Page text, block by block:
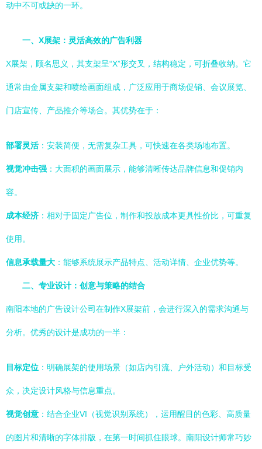
动中不可或缺的一环。
一、X展架：灵活高效的广告利器
X展架，顾名思义，其支架呈“X”形交叉，结构稳定，可折叠收纳。它
通常由金属支架和喷绘画面组成，广泛应用于商场促销、会议展览、
门店宣传、产品推介等场合。其优势在于：
部署灵活 ：安装简便，无需复杂工具，可快速在各类场地布置。
视觉冲击强 ：大面积的画面展示，能够清晰传达品牌信息和促销内
容。
成本经济 ：相对于固定广告位，制作和投放成本更具性价比，可重复
使用。
信息承载量大 ：能够系统展示产品特点、活动详情、企业优势等。
二、专业设计：创意与策略的结合
南阳本地的广告设计公司在制作X展架前，会进行深入的需求沟通与
分析。优秀的设计是成功的一半：
目标定位 ：明确展架的使用场景（如店内引流、户外活动）和目标受
众，决定设计风格与信息重点。
视觉创意 ：结合企业VI（视觉识别系统），运用醒目的色彩、高质量
的图片和清晰的字体排版，在第一时间抓住眼球。南阳设计师常巧妙